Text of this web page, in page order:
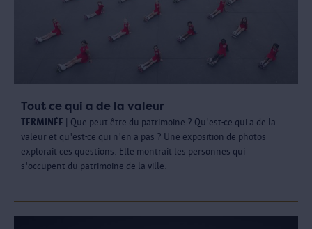
Tout ce qui a de la valeur
TERMINÉ E | Que peut être du patrimoine ? Qu'est-ce qui a de la
valeur et qu'est-ce qui n'en a pas ? Une exposition de photos
explorait ces questions. Elle montrait les personnes qui
s'occupent du patrimoine de la ville.